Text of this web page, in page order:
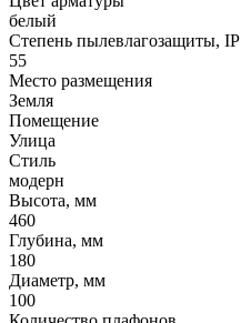
белый
Степень пылевлагозащиты, IP
55
Место размещения
Земля
Помещение
Улица
Стиль
модерн
Высота, мм
460
Глубина, мм
180
Диаметр, мм
100